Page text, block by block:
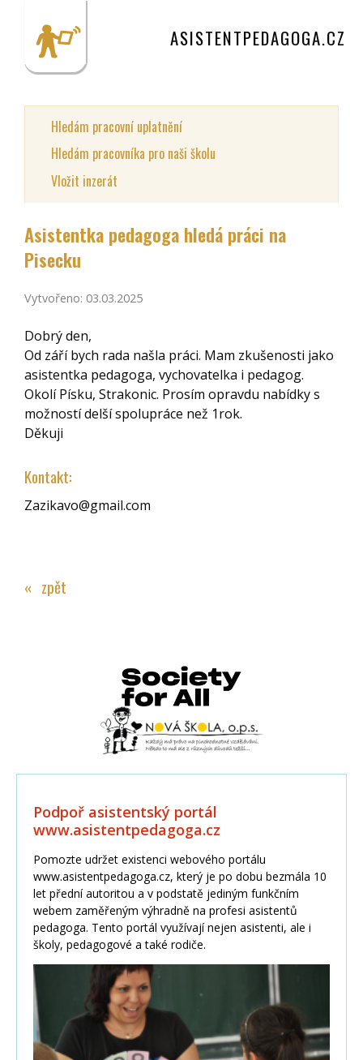
ASISTENTPEDAGOGA.CZ
Hledám pracovní uplatnění
Hledám pracovníka pro naši školu
Vložit inzerát
Asistentka pedagoga hledá práci na
Pisecku
Vytvořeno: 03.03.2025
Dobrý den,
Od září bych rada našla práci. Mam zkušenosti jako
asistentka pedagoga, vychovatelka i pedagog.
Okolí Písku, Strakonic. Prosím opravdu nabídky s
možností delší spolupráce než 1rok.
Děkuji
Kontakt:
Zazikavo@gmail.com
« zpět